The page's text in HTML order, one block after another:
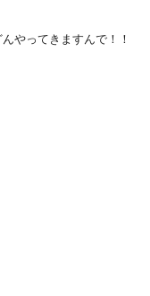
やってきますんで！！